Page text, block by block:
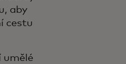
aby
cestu
umělé